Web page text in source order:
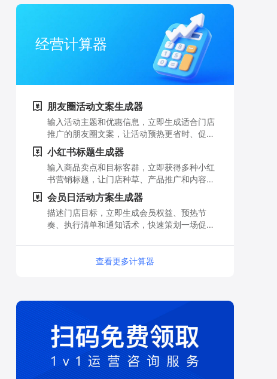
经营计算器
朋友圈活动文案生成器
输入活动主题和优惠信息，立即生成适合门店
推广的朋友圈文案，让活动预热更省时、促销
信息更有吸引力。
小红书标题生成器
输入商品卖点和目标客群，立即获得多种小红
书营销标题，让门店种草、产品推广和内容获
客更轻松。
会员日活动方案生成器
描述门店目标，立即生成会员权益、预热节
奏、执行清单和通知话术，快速策划一场促进
查看更多计算器